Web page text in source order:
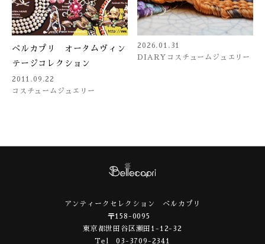
ベルカプリ オータムヴィン
テージコレクション
2011.09.22
コスチュームジュエリー
2026.01.31
DIARY コスチュームジュエリー
アンティークセレクション ベルカプリ
〒158-0095
東京都世田谷区瀬田1-12-32
Tel 03-3709-2341